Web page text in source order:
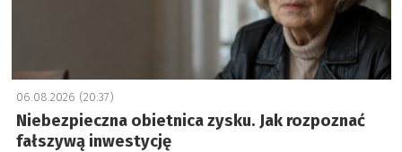
06.08.2026 (20:37)
Niebezpieczna obietnica zysku. Jak rozpoznać
fałszywą inwestycję